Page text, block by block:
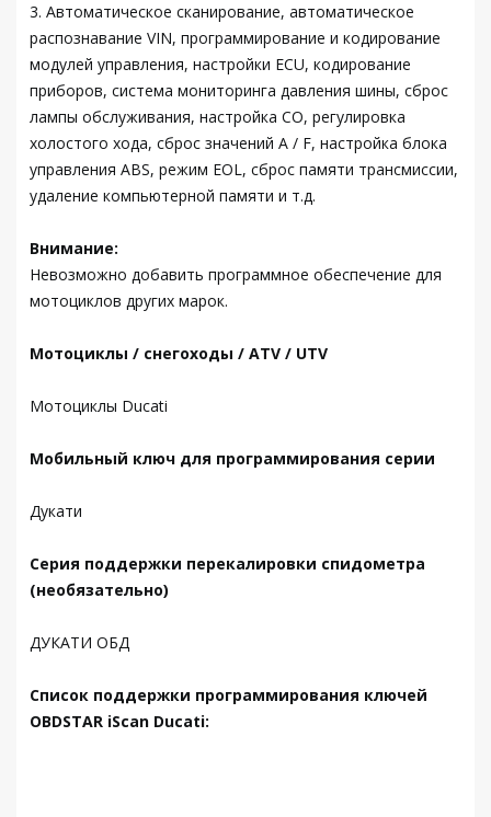
3. Автоматическое сканирование, автоматическое
распознавание VIN, программирование и кодирование
модулей управления, настройки ECU, кодирование
приборов, система мониторинга давления шины, сброс
лампы обслуживания, настройка CO, регулировка
холостого хода, сброс значений A / F, настройка блока
управления ABS, режим EOL, сброс памяти трансмиссии,
удаление компьютерной памяти и т.д.
Внимание:
Невозможно добавить программное обеспечение для
мотоциклов других марок.
Мотоциклы / снегоходы / ATV / UTV
Мотоциклы Ducati
Мобильный ключ для программирования серии
Дукати
Серия поддержки перекалировки спидометра
(необязательно)
ДУКАТИ ОБД
Список поддержки программирования ключей
OBDSTAR iScan Ducati: